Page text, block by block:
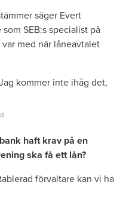
säger Evert
SEB:s specialist på
med när låneavtalet
kommer inte ihåg det,
haft krav på en
ska få ett lån?
förvaltare kan vi ha